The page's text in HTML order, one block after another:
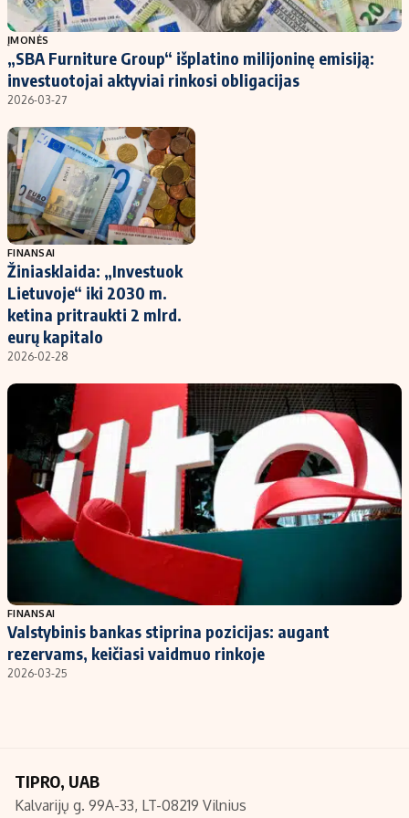
Populiarios temos
Investavimas
Akcijų rinka
Saulės elektrinės
Kriptovaliutos
Infliacija
Migracija
Titulinis
Nedarbo išmokos skaičiuoklė
Redakcija
Apie mus
Redakcijos politika
Privatumo politika
Turinio žymėjimo taisyklės
Kontaktai
Regionų naujienos
Indėlių palūkanos
ĮMONĖS
„SBA Furniture Group“ išplatino milijoninę emisiją:
investuotojai aktyviai rinkosi obligacijas
2026-03-27
FINANSAI
Žiniasklaida: „Investuok
Lietuvoje“ iki 2030 m.
ketina pritraukti 2 mlrd.
eurų kapitalo
2026-02-28
FINANSAI
Valstybinis bankas stiprina pozicijas: augant
rezervams, keičiasi vaidmuo rinkoje
2026-03-25
TIPRO, UAB
Kalvarijų g. 99A-33, LT-08219 Vilnius